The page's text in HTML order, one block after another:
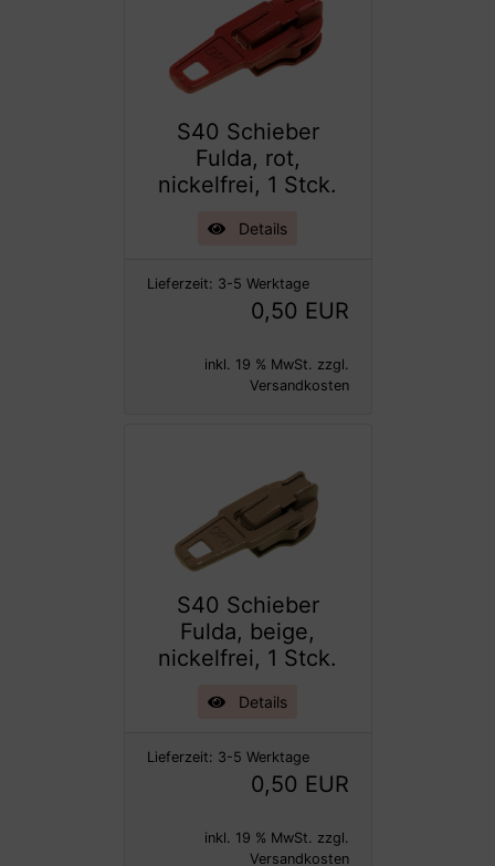
S40 Schieber
Fulda, rot,
nickelfrei, 1 Stck.
Details
Lieferzeit: 3-5 Werktage
0,50 EUR
inkl. 19 % MwSt. zzgl.
Versandkosten
S40 Schieber
Fulda, beige,
nickelfrei, 1 Stck.
Details
Lieferzeit: 3-5 Werktage
0,50 EUR
inkl. 19 % MwSt. zzgl.
Versandkosten